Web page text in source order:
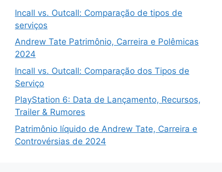
Incall vs. Outcall: Comparação de tipos de
serviços
Andrew Tate Patrimônio, Carreira e Polêmicas
2024
Incall vs. Outcall: Comparação dos Tipos de
Serviço
PlayStation 6: Data de Lançamento, Recursos,
Trailer & Rumores
Patrimônio líquido de Andrew Tate, Carreira e
Controvérsias de 2024